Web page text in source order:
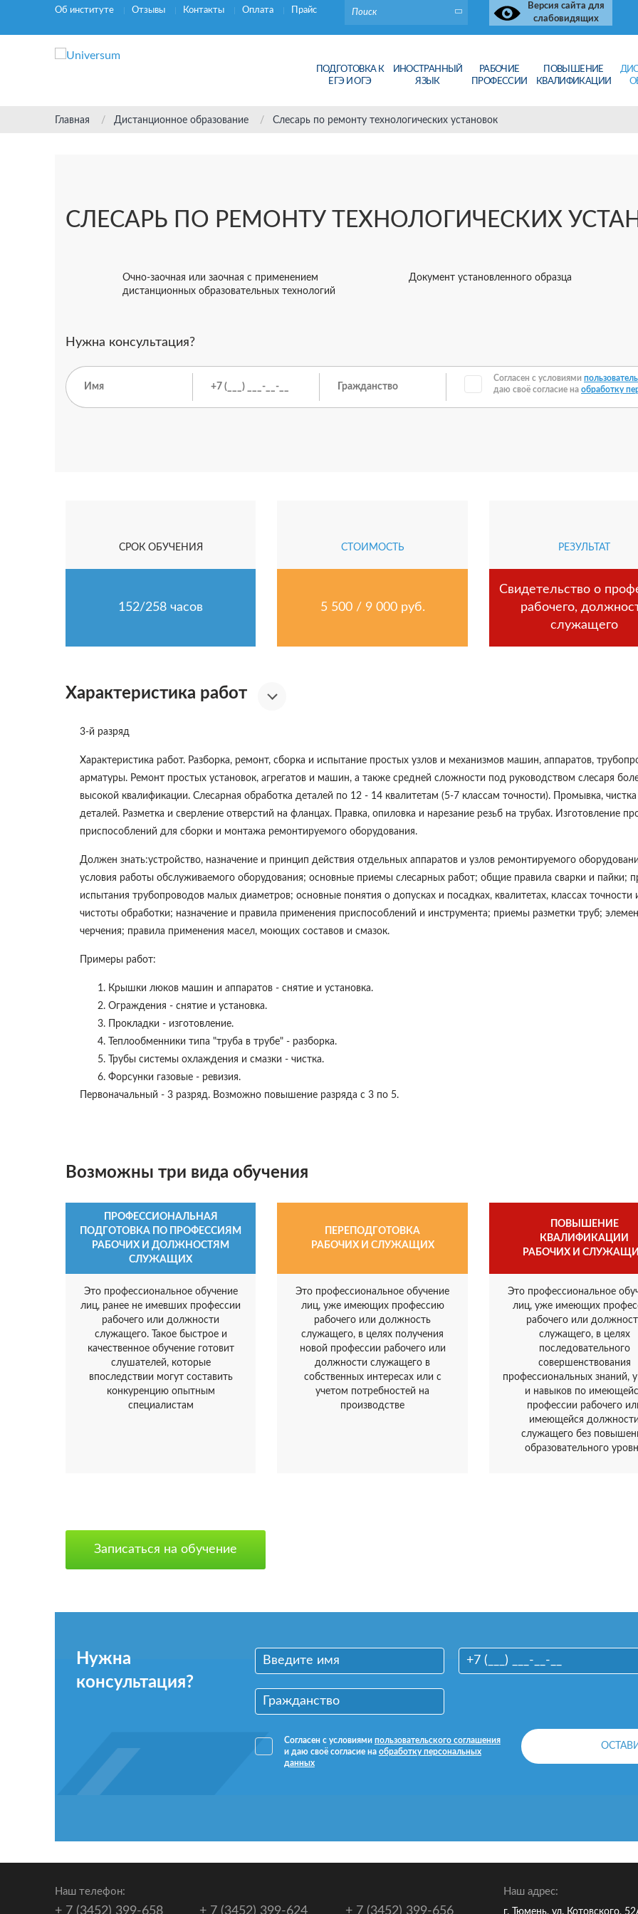
Об институте Отзывы Контакты Оплата Прайс
Версия сайта для
слабовидящих
ПОДГОТОВКА К
ЕГЭ И ОГЭ
ИНОСТРАННЫЙ
ЯЗЫК
РАБОЧИЕ
ПРОФЕССИИ
ПОВЫШЕНИЕ
КВАЛИФИКАЦИИ
Главная Дистанционное образование Слесарь по ремонту технологических установок
СЛЕСАРЬ ПО РЕМОНТУ ТЕХНОЛОГИЧЕСКИХ
Очно-заочная или заочная с применением
дистанционных образовательных технологий
Документ установленного образца
Нужна консультация?
Согласен с условиями
даю своё согласие на обработку
СРОК ОБУЧЕНИЯ
152/258 часов
СТОИМОСТЬ
5 500 / 9 000 руб.
РЕЗУЛЬТАТ
Свидетельство о
рабочего,
служащего
Характеристика работ
3-й разряд
Характеристика работ. Разборка, ремонт, сборка и испытание простых узлов и механизмов машин, аппаратов,
арматуры. Ремонт простых установок, агрегатов и машин, а также средней сложности под руководством слесаря
высокой квалификации. Слесарная обработка деталей по 12 - 14 квалитетам (5-7 классам точности). Промывка,
деталей. Разметка и сверление отверстий на фланцах. Правка, опиловка и нарезание резьб на трубах. Изготовление
приспособлений для сборки и монтажа ремонтируемого оборудования.
Должен знать:устройство, назначение и принцип действия отдельных аппаратов и узлов ремонтируемого
условия работы обслуживаемого оборудования; основные приемы слесарных работ; общие правила сварки и пайки;
испытания трубопроводов малых диаметров; основные понятия о допусках и посадках, квалитетах, классах точности
чистоты обработки; назначение и правила применения приспособлений и инструмента; приемы разметки труб;
черчения; правила применения масел, моющих составов и смазок.
Примеры работ:
Крышки люков машин и аппаратов - снятие и установка.
Ограждения - снятие и установка.
Прокладки - изготовление.
Теплообменники типа "труба в трубе" - разборка.
Трубы системы охлаждения и смазки - чистка.
Форсунки газовые - ревизия.
Первоначальный - 3 разряд. Возможно повышение разряда с 3 по 5.
Возможны три вида обучения
ПРОФЕССИОНАЛЬНАЯ
ПОДГОТОВКА ПО ПРОФЕССИЯМ
РАБОЧИХ И ДОЛЖНОСТЯМ
СЛУЖАЩИХ
Это профессиональное обучение
лиц, ранее не имевших профессии
рабочего или должности
служащего. Такое быстрое и
качественное обучение готовит
слушателей, которые
впоследствии могут составить
конкуренцию опытным
специалистам
ПЕРЕПОДГОТОВКА
РАБОЧИХ И СЛУЖАЩИХ
Это профессиональное обучение
лиц, уже имеющих профессию
рабочего или должность
служащего, в целях получения
новой профессии рабочего или
должности служащего в
собственных интересах или с
учетом потребностей на
производстве
ПОВЫШЕНИЕ
КВАЛИФИКАЦИИ
РАБОЧИХ И
Это профессиональное
лиц, уже имеющих
рабочего или
служащего, в целях
последовательного
совершенствования
профессиональных знаний,
и навыков по
профессии рабочего
имеющейся
служащего без
образовательного
Записаться на обучение
Нужна
консультация?
Согласен с условиями пользовательского соглашения
и даю своё согласие на обработку персональных
данных
Наш телефон:
+ 7 (3452) 399-658 + 7 (3452) 399-624 + 7 (3452) 399-656
Наш адрес:
г. Тюмень, ул. Котовского,